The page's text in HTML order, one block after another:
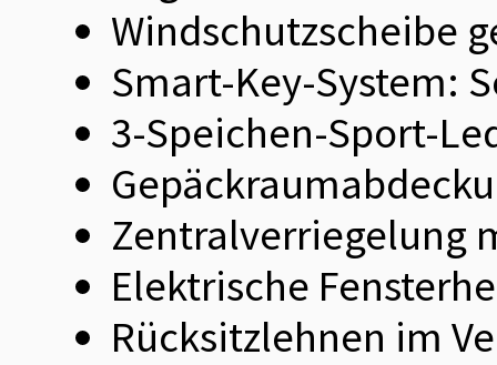
Windschutzscheibe
Smart-Key-System:
3-Speichen-Sport-
Zentralverriegelung
Elektrische
Rücksitzlehnen im